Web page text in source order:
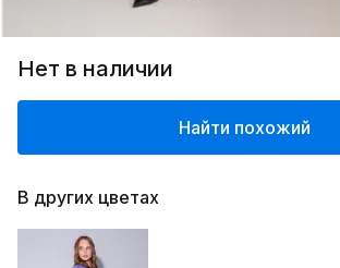
Нет в наличии
Найти похожий
В других цветах